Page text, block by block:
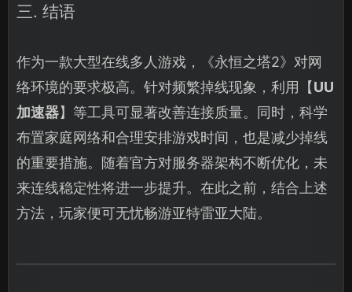
三. 结语
作为一款大型在线多人游戏，《永恒之塔2》对网
络环境的要求极高。针对频繁掉线现象，利用【UU
加速器】等工具可显著改善连接质量。同时，科学
布置家庭网络和合理安排游戏时间，也是减少掉线
的重要措施。随着官方对服务器架构不断优化，未
来连线稳定性将进一步提升。在此之前，结合上述
方法，玩家便可无忧畅游亚特雷亚大陆。